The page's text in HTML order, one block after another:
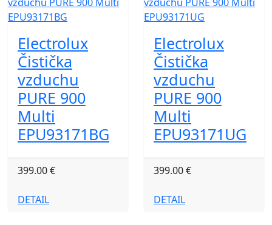
Electrolux
Čistička
vzduchu
PURE 900
Multi
EPU93171BG
399.00 €
DETAIL
Electrolux
Čistička
vzduchu
PURE 900
Multi
EPU93171UG
399.00 €
DETAIL